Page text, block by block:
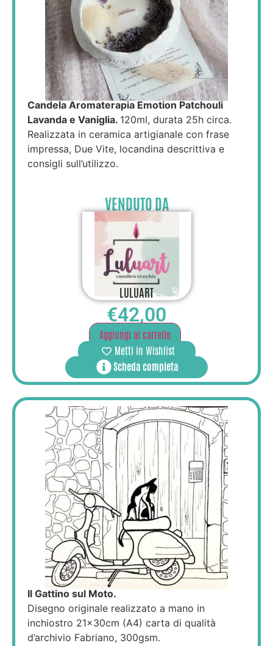
Candela Aromaterapia Emotion Patchouli
Lavanda e Vaniglia. 120ml, durata 25h circa.
Realizzata in ceramica artigianale con frase
impressa, Due Vite, locandina descrittiva e
consigli sull’utilizzo.
VENDUTO DA
LULUART
€42,00
Aggiungi al carrello
Metti in Wishlist
Scheda completa
Il Gattino sul Moto.
Disegno originale realizzato a mano in
inchiostro 21×30cm (A4) carta di qualità
d’archivio Fabriano, 300gsm.